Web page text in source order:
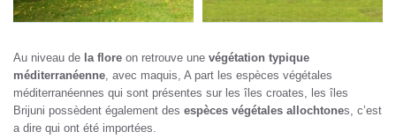
Au niveau de la flore on retrouve une végétation typique
méditerranéenne , avec maquis, A part les espèces végétales
méditerranéennes qui sont présentes sur les îles croates, les îles
Brijuni possèdent également des espèces végétales allochtones, c’est
a dire qui ont été importées.